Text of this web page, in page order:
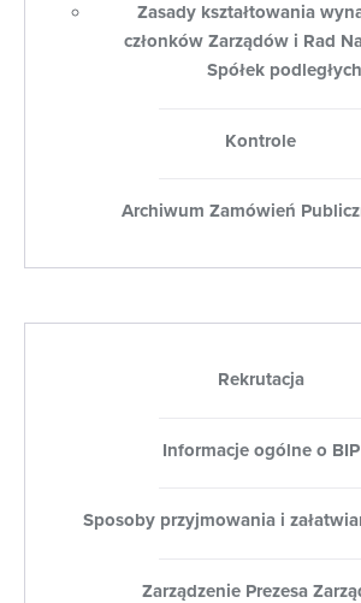
Zasady kształtowania
członków Zarządów i Rad
Spółek podległych
Kontrole
Archiwum Zamówień
Rekrutacja
Informacje ogólne o BIP
Sposoby przyjmowania i
Zarządzenie Prezesa